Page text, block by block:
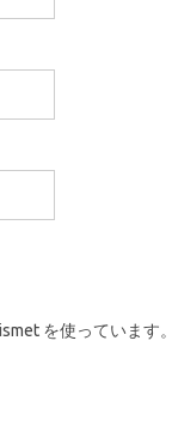
を使っています。